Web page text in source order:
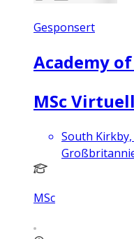
Gesponsert
Academy
MSc
South
MSc